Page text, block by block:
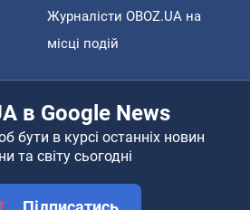
Журналісти OBOZ.UA на
місці подій
в Google News
бути в курсі останніх новин
та світу сьогодні